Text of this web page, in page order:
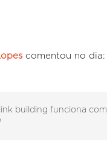
comentou no dia:
building funciona com